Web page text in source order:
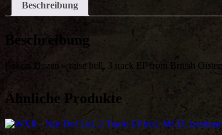
Beschreibung
Beschreibung
Bakers Dozen – raise hell, 3 track EP from British
Ähnliche Produkte